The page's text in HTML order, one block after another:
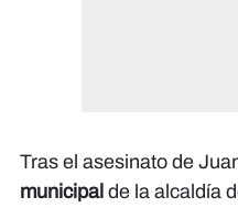
Tras el asesinato de
municipal de la alcaldía